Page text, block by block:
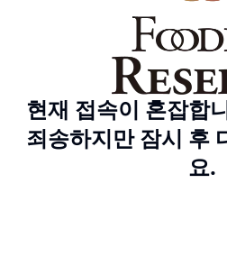
현재 접속이 혼잡합
죄송하지만 잠시 후
요.